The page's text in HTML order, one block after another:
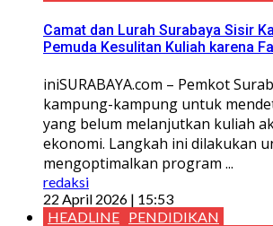
Camat dan Lurah Surabaya Sisir
Pemuda Kesulitan Kuliah karena
iniSURABAYA.com – Pemkot
kampung-kampung untuk
yang belum melanjutkan kuliah
ekonomi. Langkah ini dilakukan
mengoptimalkan program ...
redaksi
22 April 2026 | 15:53
HEADLINE PENDIDIKAN